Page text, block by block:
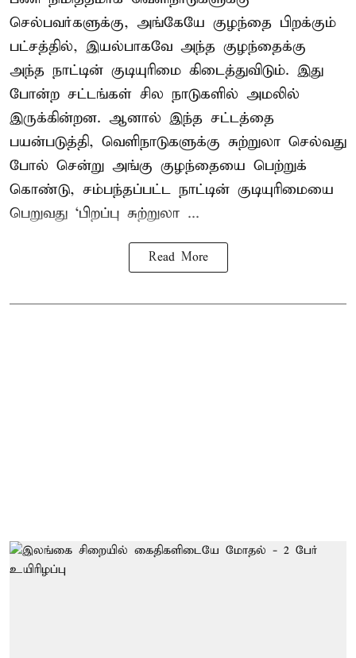
செல்பவர்களுக்கு, அங்கேயே குழந்தை பிறக்கும்
பட்சத்தில், இயல்பாகவே அந்த குழந்தைக்கு
அந்த நாட்டின் குடியுரிமை கிடைத்துவிடும். இது
போன்ற சட்டங்கள் சில நாடுகளில் அமலில்
இருக்கின்றன. ஆனால் இந்த சட்டத்தை
பயன்படுத்தி, வெளிநாடுகளுக்கு சுற்றுலா செல்வது
போல் சென்று அங்கு குழந்தையை பெற்றுக்
கொண்டு, சம்பந்தப்பட்ட நாட்டின் குடியுரிமையை
பெறுவது ‘பிறப்பு சுற்றுலா ...
Read More